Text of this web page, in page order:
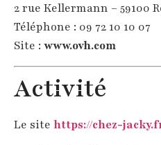
2 rue Kellermann – 59100
Téléphone : 09 72 10 10 07
Site : www.ovh.com
Activité
Le site https://chez-